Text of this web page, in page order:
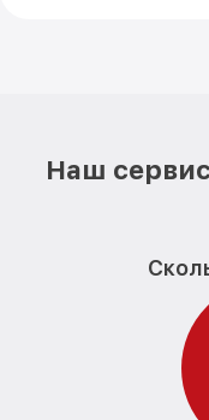
Наш